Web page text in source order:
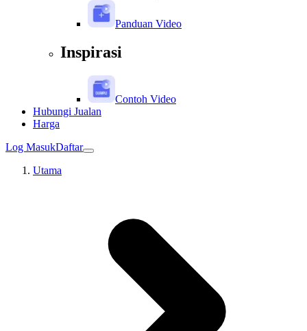
Panduan Video
Inspirasi
Contoh Video
Hubungi Jualan
Harga
Log MasukDaftar
Utama